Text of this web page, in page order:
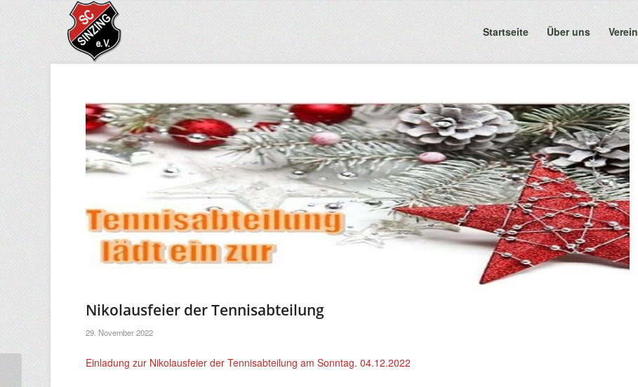
Startseite Über uns Verein
Nikolausfeier der Tennisabteilung
29. November 2022
Einladung zur Nikolausfeier der Tennisabteilung am Sonntag. 04.12.2022